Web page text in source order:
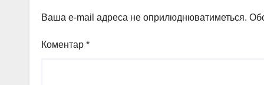
Ваша e-mail адреса не оприлюднюватиметься.
Коментар *